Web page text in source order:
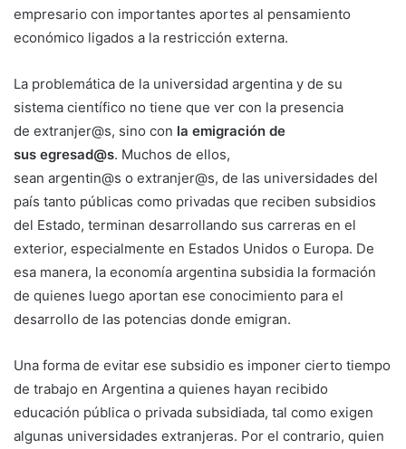
empresario con importantes aportes al pensamiento
económico ligados a la restricción externa.
La problemática de la universidad argentina y de su
sistema científico no tiene que ver con la presencia
de extranjer@s, sino con la emigración de
sus egresad@s. Muchos de ellos,
sean argentin@s o extranjer@s, de las universidades del
país tanto públicas como privadas que reciben subsidios
del Estado, terminan desarrollando sus carreras en el
exterior, especialmente en Estados Unidos o Europa. De
esa manera, la economía argentina subsidia la formación
de quienes luego aportan ese conocimiento para el
desarrollo de las potencias donde emigran.
Una forma de evitar ese subsidio es imponer cierto tiempo
de trabajo en Argentina a quienes hayan recibido
educación pública o privada subsidiada, tal como exigen
algunas universidades extranjeras. Por el contrario, quien